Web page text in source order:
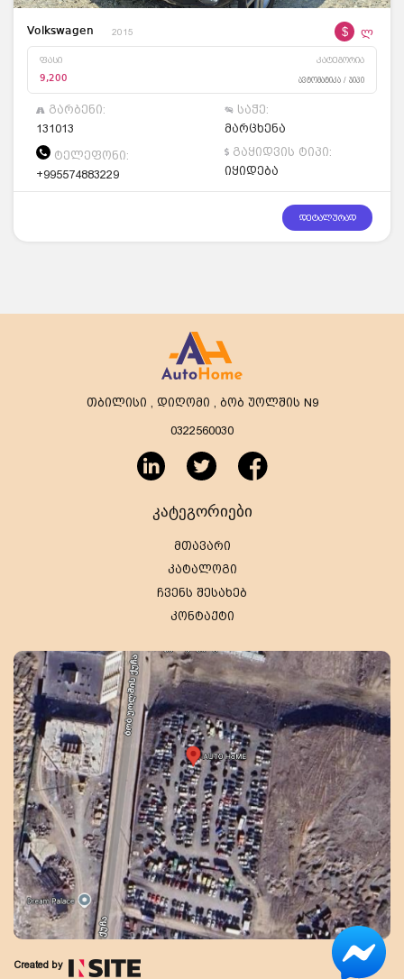
Volkswagen 2015 $ ლ
ფასი კატეგორია
9,200 ავტომატიკა / ჯიპი
გარბენი:
131013
საჭე:
მარცხენა
ტელეფონი:
+995574883229
გაყიდვის ტიპი:
იყიდება
დეტალურად
თბილისი , დიღომი , ბობ უოლშის N9
0322560030
კატეგორიები
მთავარი
კატალოგი
ჩვენს შესახებ
კონტაქტი
Created by